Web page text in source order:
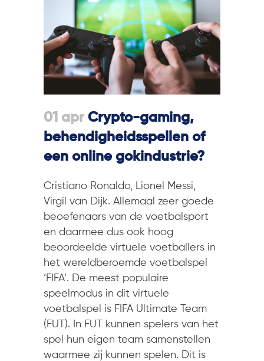
01 apr Crypto-gaming,
behendigheidsspellen of
een online gokindustrie?
Cristiano Ronaldo, Lionel Messi,
Virgil van Dijk. Allemaal zeer goede
beoefenaars van de voetbalsport
en daarmee dus ook hoog
beoordeelde virtuele voetballers in
het wereldberoemde voetbalspel
‘FIFA’. De meest populaire
speelmodus in dit virtuele
voetbalspel is FIFA Ultimate Team
(FUT). In FUT kunnen spelers van het
spel hun eigen team samenstellen
waarmee zij kunnen spelen. Dit is